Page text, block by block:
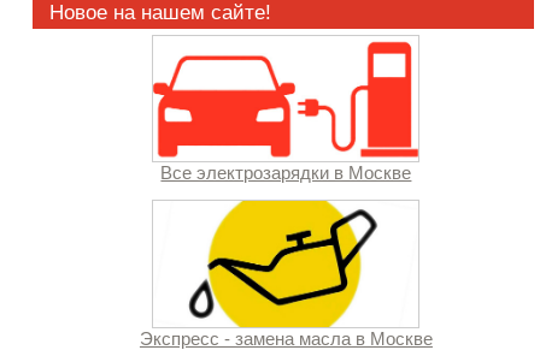
Новое на нашем сайте!
Все электрозарядки в Москве
Экспресс - замена масла в Москве